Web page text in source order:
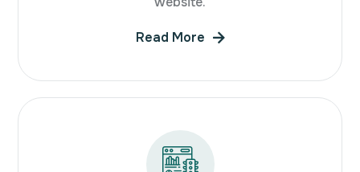
Read More